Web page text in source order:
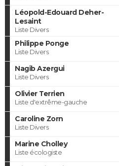
Léopold-Edouard Deher-
Lesaint
Liste Divers
Philippe Ponge
Liste Divers
Nagib Azergui
Liste Divers
Olivier Terrien
Liste d'extrême-gauche
Caroline Zorn
Liste Divers
Marine Cholley
Liste écologiste